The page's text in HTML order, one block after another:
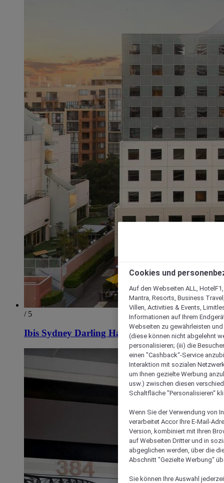
/ 5
Ibis Sydney Darling Harbour
Cookies und
Auf den Webseiten ALL,
Mantra, Resorts, Business
Villen, Activities & Events,
Informationen auf Ihrem
Webseiten zu gewährleisten
(diese können nicht abgelehnt
personalisieren; (iii) die
einen "Cashback“-Service
Interaktion mit sozialen
um Ihnen gezielte Werbung
usw.) zwischen diesen
Schaltfläche "Personalisieren“
Wenn Sie der Verwendung von
verarbeitet Accor Ihre E-Mail-
Version, kombiniert mit Ihren
auf Webseiten Dritter und in
abgeglichen werden, über die
Abschnitt "Gezielte Werbung“
Sie können Ihre Auswahl